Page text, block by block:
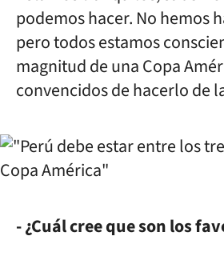
podemos hacer. No hemos
pero todos estamos
magnitud de una Copa
convencidos de hacerlo de
- ¿Cuál cree que son los